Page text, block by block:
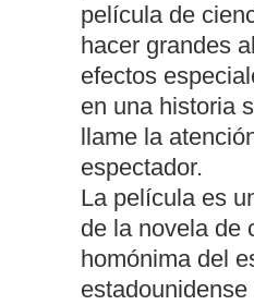
película de
hacer grandes
efectos
en una historia
llame la
espectador.
La película es
de la novela de
homónima del
estadounidense